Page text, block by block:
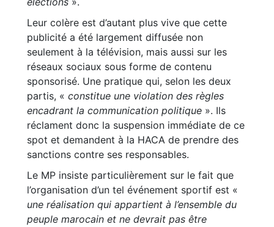
Leur colère est d’autant plus vive que cette
publicité a été largement diffusée non
seulement à la télévision, mais aussi sur les
réseaux sociaux sous forme de contenu
sponsorisé. Une pratique qui, selon les deux
partis, « constitue une violation des règles
encadrant la communication politique ». Ils
réclament donc la suspension immédiate de ce
spot et demandent à la HACA de prendre des
sanctions contre ses responsables.
Le MP insiste particulièrement sur le fait que
l’organisation d’un tel événement sportif est «
une réalisation qui appartient à l’ensemble du
peuple marocain et ne devrait pas être